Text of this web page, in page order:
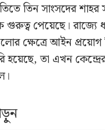
তিন সাংসদের
পেয়েছে। রাজ্যে
ক্ষেত্রে আইন প্রয়োগ
হয়েছে, তা এখন